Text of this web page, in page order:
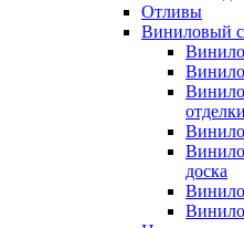
Отливы
Виниловый
отделки
доска